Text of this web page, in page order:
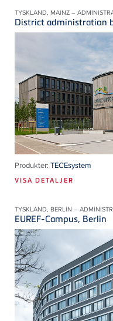
TYSKLAND, MAINZ –
District administration
Produkter: TECEsystem
VISA DETALJER
TYSKLAND, BERLIN –
EUREF-Campus, Berlin